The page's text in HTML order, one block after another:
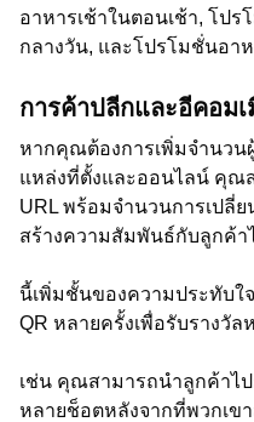
อาหารเช้าในตอนเช้า, โปร
กลางวัน, และโปรโมชั่นอา
การค้าปลีกและอีคอม
หากคุณต้องการเพิ่มจำนว
แหล่งที่ตั้งและออนไลน์ คุณ
URL พร้อมจำนวนการเปลี่ย
สร้างความสัมพันธ์กับลูกค้า
นี้เพิ่มชั้นของความประทับ
QR หลายครั้งเพื่อรับรางวัล
เช่น คุณสามารถนำลูกค้าไ
หลายช็อตหลังจากที่พวกเข